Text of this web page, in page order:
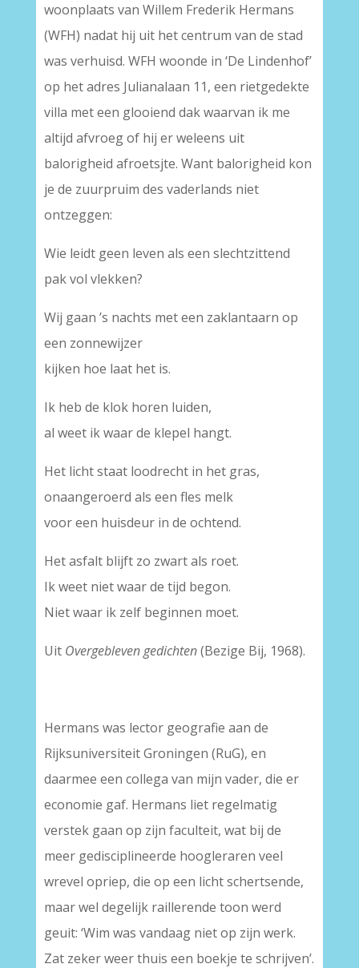
woonplaats van Willem Frederik Hermans
(WFH) nadat hij uit het centrum van de stad
was verhuisd. WFH woonde in ‘De Lindenhof’
op het adres Julianalaan 11, een rietgedekte
villa met een glooiend dak waarvan ik me
altijd afvroeg of hij er weleens uit
balorigheid afroetsjte. Want balorigheid kon
je de zuurpruim des vaderlands niet
ontzeggen:
Wie leidt geen leven als een slechtzittend
pak vol vlekken?
Wij gaan ’s nachts met een zaklantaarn op
een zonnewijzer
kijken hoe laat het is.
Ik heb de klok horen luiden,
al weet ik waar de klepel hangt.
Het licht staat loodrecht in het gras,
onaangeroerd als een fles melk
voor een huisdeur in de ochtend.
Het asfalt blijft zo zwart als roet.
Ik weet niet waar de tijd begon.
Niet waar ik zelf beginnen moet.
Uit Overgebleven gedichten(Bezige Bij, 1968).
Hermans was lector geografie aan de
Rijksuniversiteit Groningen (RuG), en
daarmee een collega van mijn vader, die er
economie gaf. Hermans liet regelmatig
verstek gaan op zijn faculteit, wat bij de
meer gedisciplineerde hoogleraren veel
wrevel opriep, die op een licht schertsende,
maar wel degelijk raillerende toon werd
geuit: ‘Wim was vandaag niet op zijn werk.
Zat zeker weer thuis een boekje te schrijven’.